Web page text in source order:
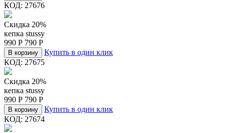
КОД: 27676
Скидка 20%
кепка stussy
990 Р 790 Р
В корзину
Купить в один клик
КОД: 27675
Скидка 20%
кепка stussy
990 Р 790 Р
В корзину
Купить в один клик
КОД: 27674